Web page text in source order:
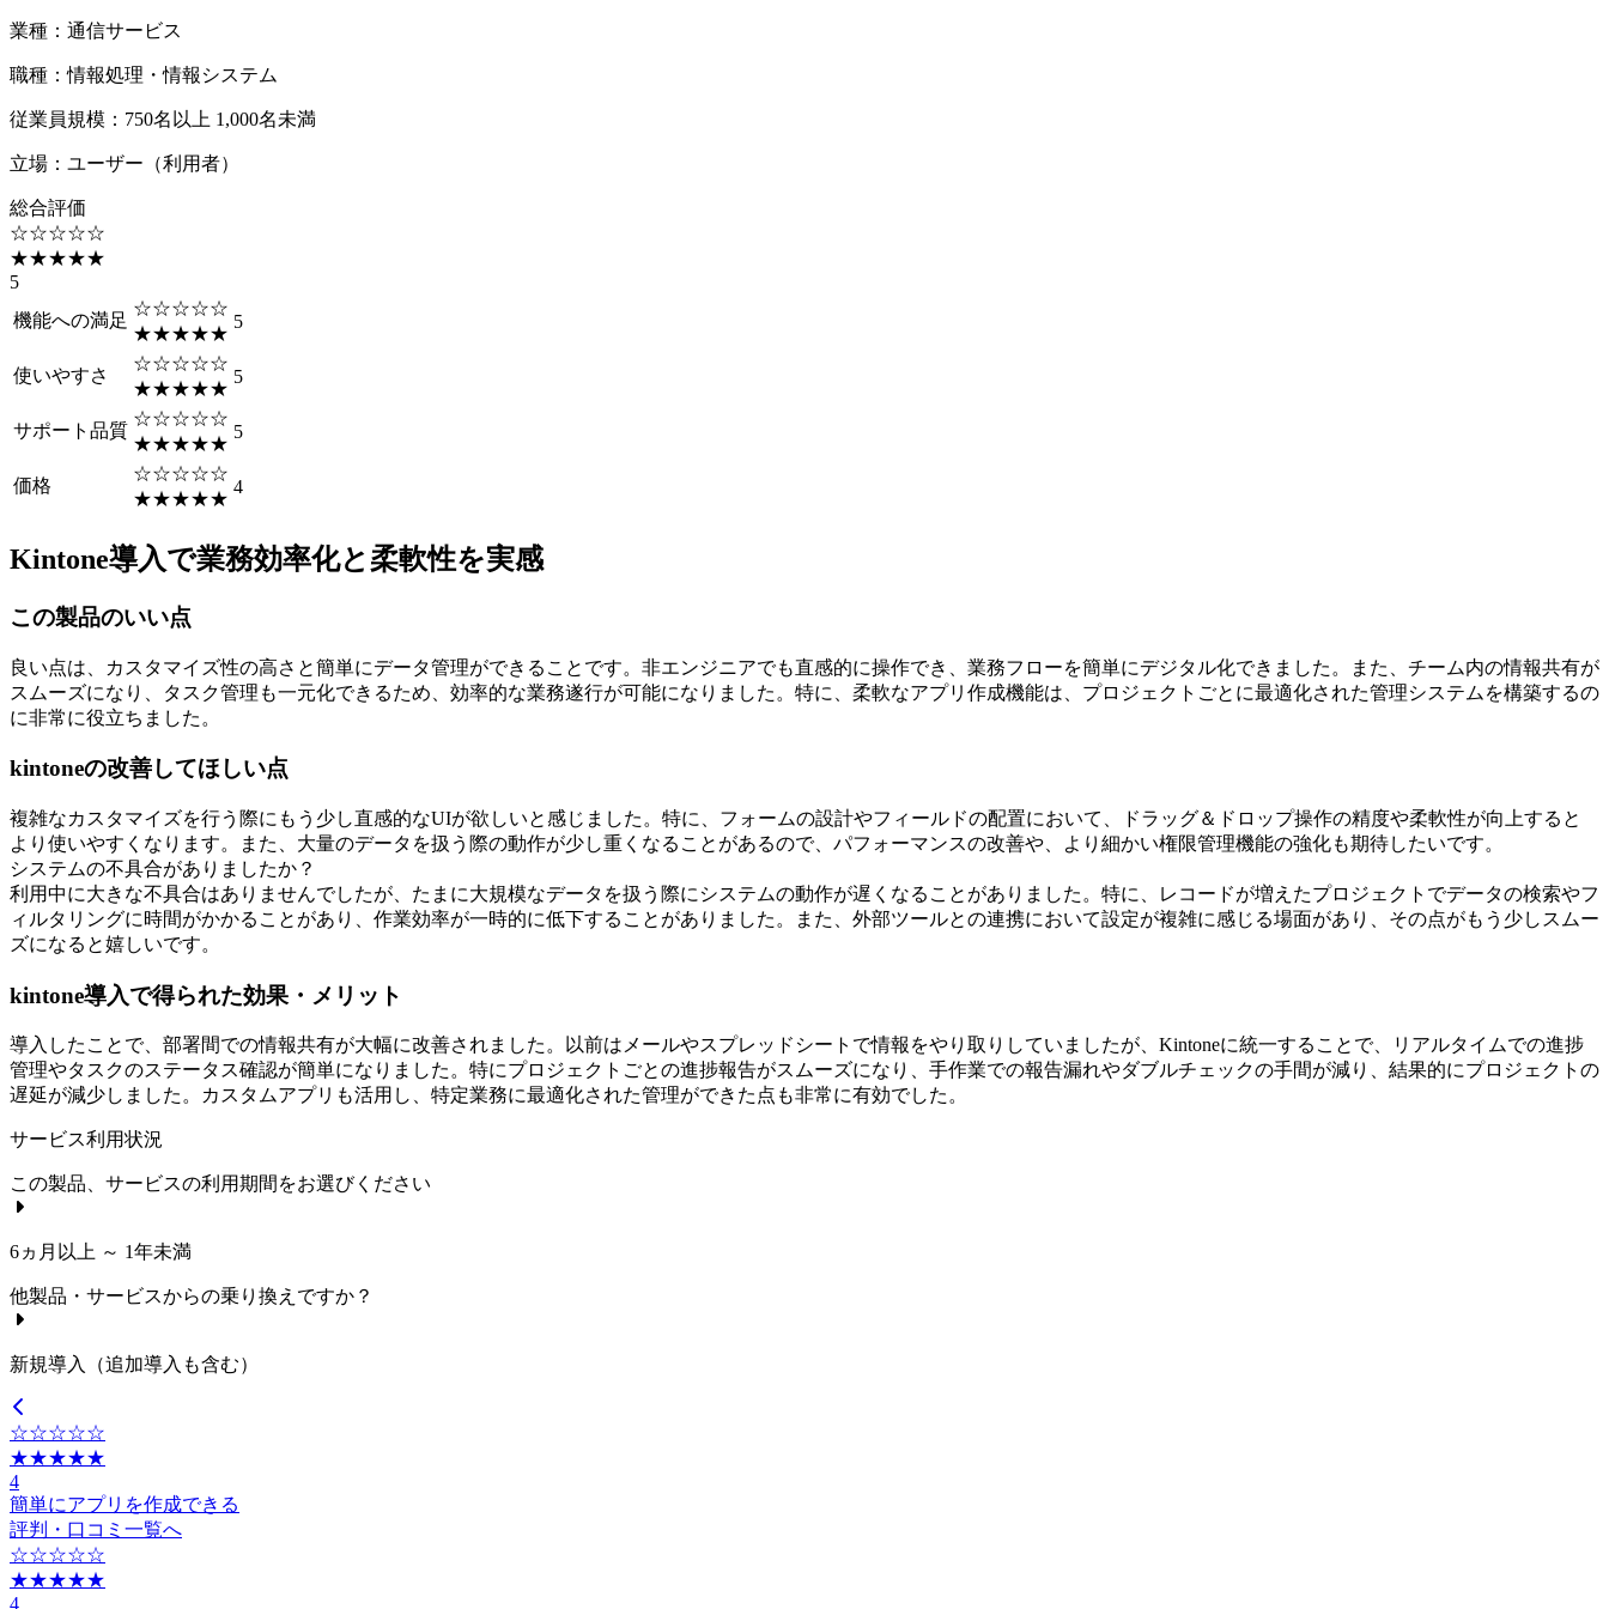
業種 ： 通信サービス
職種 ：情報処理・情報システム
従業員規模 ： 750名以上 1,000名未満
立場 ： ユーザー（利用者）
総合評価
☆☆☆☆☆
★★★★★
5
機能への満足
☆☆☆☆☆
★★★★★
5
使いやすさ
☆☆☆☆☆
★★★★★
5
サポート品質
☆☆☆☆☆
★★★★★
5
価格
☆☆☆☆☆
★★★★★
4
Kintone導入で業務効率化と柔軟性を実感
この製品のいい点
良い点は、カスタマイズ性の高さと簡単にデータ管理ができることです。非エンジニアでも直感的に操作でき、業務フローを簡単にデジタル化できました。また、チーム内の情報共有が
スムーズになり、タスク管理も一元化できるため、効率的な業務遂行が可能になりました。特に、柔軟なアプリ作成機能は、プロジェクトごとに最適化された管理システムを構築するの
に非常に役立ちました。
kintoneの改善してほしい点
複雑なカスタマイズを行う際にもう少し直感的なUIが欲しいと感じました。特に、フォームの設計やフィールドの配置において、ドラッグ＆ドロップ操作の精度や柔軟性が向上すると
より使いやすくなります。また、大量のデータを扱う際の動作が少し重くなることがあるので、パフォーマンスの改善や、より細かい権限管理機能の強化も期待したいです。
システムの不具合がありましたか？
利用中に大きな不具合はありませんでしたが、たまに大規模なデータを扱う際にシステムの動作が遅くなることがありました。特に、レコードが増えたプロジェクトでデータの検索やフ
ィルタリングに時間がかかることがあり、作業効率が一時的に低下することがありました。また、外部ツールとの連携において設定が複雑に感じる場面があり、その点がもう少しスムー
ズになると嬉しいです。
kintone導入で得られた効果・メリット
導入したことで、部署間での情報共有が大幅に改善されました。以前はメールやスプレッドシートで情報をやり取りしていましたが、Kintoneに統一することで、リアルタイムでの進捗
管理やタスクのステータス確認が簡単になりました。特にプロジェクトごとの進捗報告がスムーズになり、手作業での報告漏れやダブルチェックの手間が減り、結果的にプロジェクトの
遅延が減少しました。カスタムアプリも活用し、特定業務に最適化された管理ができた点も非常に有効でした。
サービス利用状況
この製品、サービスの利用期間をお選びください
6ヵ月以上 ～ 1年未満
他製品・サービスからの乗り換えですか？
新規導入（追加導入も含む）
☆☆☆☆☆
★★★★★
4
簡単にアプリを作成できる
評判・口コミ一覧へ
☆☆☆☆☆
★★★★★
4